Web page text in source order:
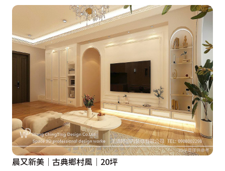
晨又新美│古典鄉村風│20坪